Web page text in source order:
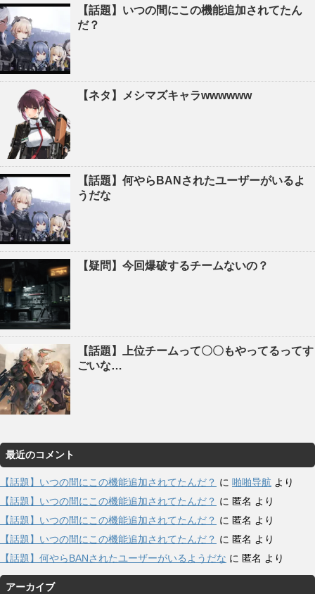
【話題】いつの間にこの機能追加されてたん
だ？
【ネタ】メシマズキャラwwwwww
【話題】何やらBANされたユーザーがいるよ
うだな
【疑問】今回爆破するチームないの？
【話題】上位チームって〇〇もやってるってす
ごいな…
最近のコメント
【話題】いつの間にこの機能追加されてたんだ？ に 啪啪导航 より
【話題】いつの間にこの機能追加されてたんだ？ に 匿名 より
【話題】いつの間にこの機能追加されてたんだ？ に 匿名 より
【話題】いつの間にこの機能追加されてたんだ？ に 匿名 より
【話題】何やらBANされたユーザーがいるようだな に 匿名 より
アーカイブ